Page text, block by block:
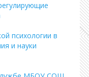
психологии в
и науки